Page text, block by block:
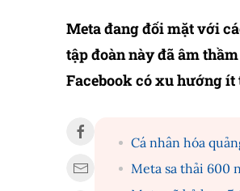
Meta đang đối mặt với
tập đoàn này đã âm
Facebook có xu hướng
Cá nhân hóa
Meta sa thải 600